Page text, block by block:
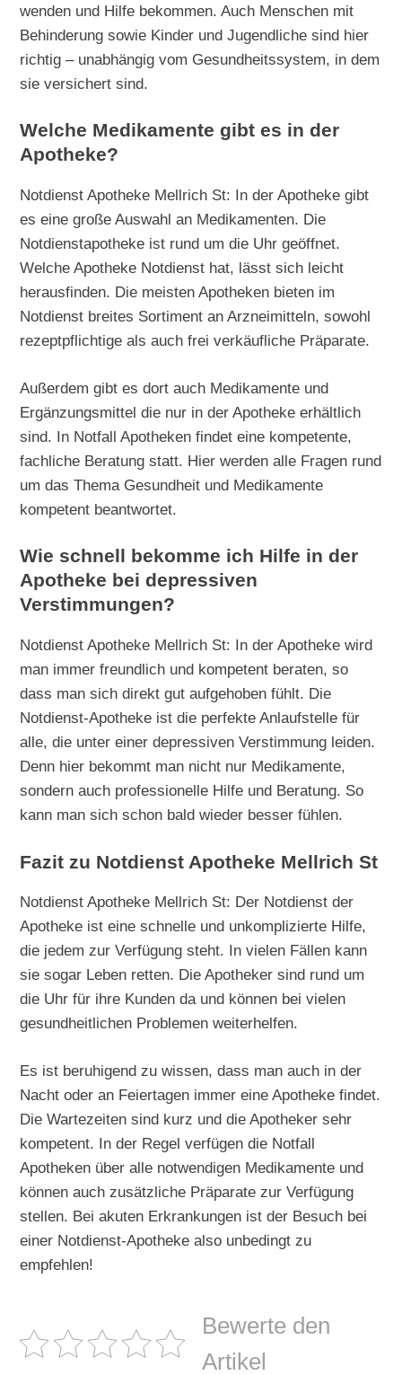
wenden und Hilfe bekommen. Auch Menschen mit
Behinderung sowie Kinder und Jugendliche sind hier
richtig – unabhängig vom Gesundheitssystem, in dem
sie versichert sind.
Welche Medikamente gibt es in der
Apotheke?
Notdienst Apotheke Mellrich St: In der Apotheke gibt
es eine große Auswahl an Medikamenten. Die
Notdienstapotheke ist rund um die Uhr geöffnet.
Welche Apotheke Notdienst hat, lässt sich leicht
herausfinden. Die meisten Apotheken bieten im
Notdienst breites Sortiment an Arzneimitteln, sowohl
rezeptpflichtige als auch frei verkäufliche Präparate.
Außerdem gibt es dort auch Medikamente und
Ergänzungsmittel die nur in der Apotheke erhältlich
sind. In Notfall Apotheken findet eine kompetente,
fachliche Beratung statt. Hier werden alle Fragen rund
um das Thema Gesundheit und Medikamente
kompetent beantwortet.
Wie schnell bekomme ich Hilfe in der
Apotheke bei depressiven
Verstimmungen?
Notdienst Apotheke Mellrich St: In der Apotheke wird
man immer freundlich und kompetent beraten, so
dass man sich direkt gut aufgehoben fühlt. Die
Notdienst-Apotheke ist die perfekte Anlaufstelle für
alle, die unter einer depressiven Verstimmung leiden.
Denn hier bekommt man nicht nur Medikamente,
sondern auch professionelle Hilfe und Beratung. So
kann man sich schon bald wieder besser fühlen.
Fazit zu Notdienst Apotheke Mellrich St
Notdienst Apotheke Mellrich St: Der Notdienst der
Apotheke ist eine schnelle und unkomplizierte Hilfe,
die jedem zur Verfügung steht. In vielen Fällen kann
sie sogar Leben retten. Die Apotheker sind rund um
die Uhr für ihre Kunden da und können bei vielen
gesundheitlichen Problemen weiterhelfen.
Es ist beruhigend zu wissen, dass man auch in der
Nacht oder an Feiertagen immer eine Apotheke findet.
Die Wartezeiten sind kurz und die Apotheker sehr
kompetent. In der Regel verfügen die Notfall
Apotheken über alle notwendigen Medikamente und
können auch zusätzliche Präparate zur Verfügung
stellen. Bei akuten Erkrankungen ist der Besuch bei
einer Notdienst-Apotheke also unbedingt zu
empfehlen!
Bewerte den
Artikel